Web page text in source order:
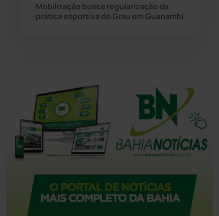
Tecnologia
Mobilização busca regularização da
prática esportiva do Grau em Guanambi